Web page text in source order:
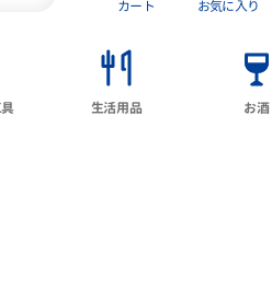
カート お気に入り
生活用品 お酒